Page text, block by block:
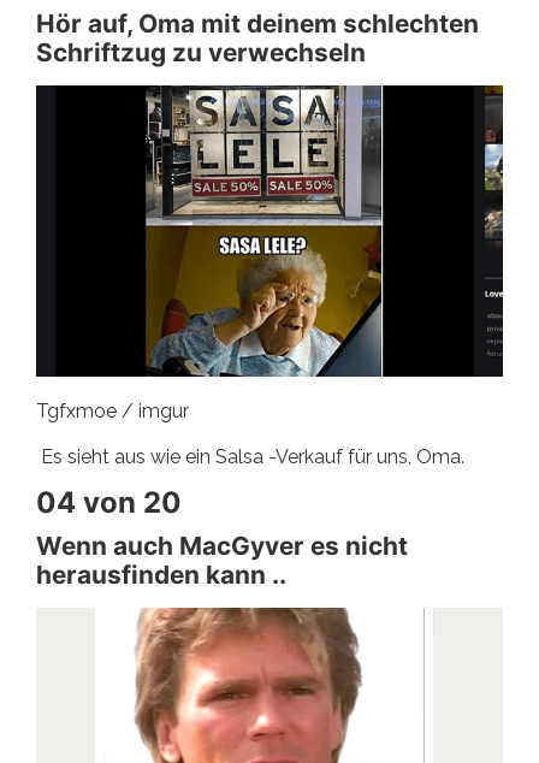
Hör auf, Oma mit deinem schlechten
Schriftzug zu verwechseln
Tgfxmoe / imgur
Es sieht aus wie ein Salsa -Verkauf für uns, Oma.
04 von 20
Wenn auch MacGyver es nicht
herausfinden kann ..